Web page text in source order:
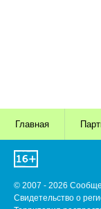
Главная
© 2007 - 2026
Свидетельство о